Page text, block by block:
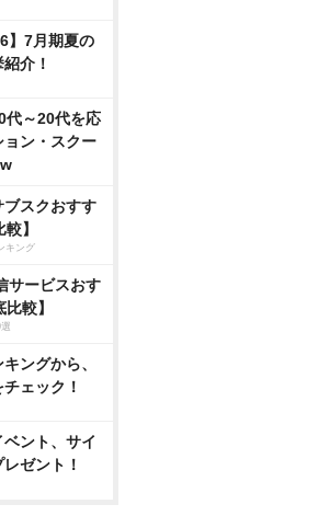
】7月期夏の
介！
代～20代を応
ン・スクー
スクおすす
】
キング
サービスおす
較】
ングから、
ェック！
ント、サイ
ゼント！